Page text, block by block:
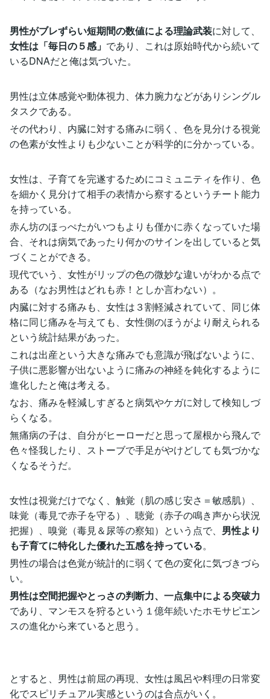
男性がブレずらい短期間の数値による理論武装に対して、
女性は「毎日の５感」 であり、これは原始時代から続いて
いるDNAだと俺は気づいた。
男性は立体感覚や動体視力、体力腕力などがありシングル
タスクである。
その代わり、内臓に対する痛みに弱く、色を見分ける視覚
の色素が女性よりも少ないことが科学的に分かっている。
女性は、子育てを完遂するためにコミュニティを作り、色
を細かく見分けて相手の表情から察するというチート能力
を持っている。
赤ん坊のほっぺたがいつもよりも僅かに赤くなっていた場
合、それは病気であったり何かのサインを出していると気
づくことができる。
現代でいう、女性がリップの色の微妙な違いがわかる点で
ある（なお男性はどれも赤！としか言わない）。
内臓に対する痛みも、女性は３割軽減されていて、同じ体
格に同じ痛みを与えても、女性側のほうがより耐えられる
という統計結果があった。
これは出産という大きな痛みでも意識が飛ばないように、
子供に悪影響が出ないように痛みの神経を鈍化するように
進化したと俺は考える。
なお、痛みを軽減しすぎると病気やケガに対して検知しづ
らくなる。
無痛病の子は、自分がヒーローだと思って屋根から飛んで
色々怪我したり、ストーブで手足がやけどしても気づかな
くなるそうだ。
女性は視覚だけでなく、触覚（肌の感じ安さ＝敏感肌）、
味覚（毒見で赤子を守る）、聴覚（赤子の鳴き声から状況
把握）、嗅覚（毒見＆尿等の察知）という点で、 男性より
も子育てに特化した優れた五感を持っている。
男性の場合は色覚が統計的に弱くて色の変化に気づきづら
い。
男性は空間把握やとっさの判断力、一点集中による突破力
であり、マンモスを狩るという１億年続いたホモサピエン
スの進化から来ていると思う。
とすると、男性は前屈の再現、女性は風呂や料理の日常変
化でスピリチュアル実感というのは合点がいく。